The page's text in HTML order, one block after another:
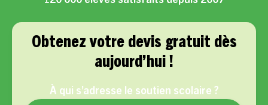
Obtenez votre devis gratuit dès
aujourd’hui !
À qui s’adresse le soutien scolaire ?